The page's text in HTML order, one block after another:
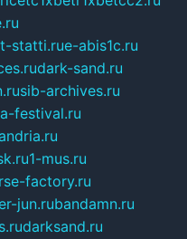
statti.rue-abis1c.ru
dark-sand.ru
sib-archives.ru
festival.ru
1-mus.ru
factory.ru
jun.rubandamn.ru
darksand.ru